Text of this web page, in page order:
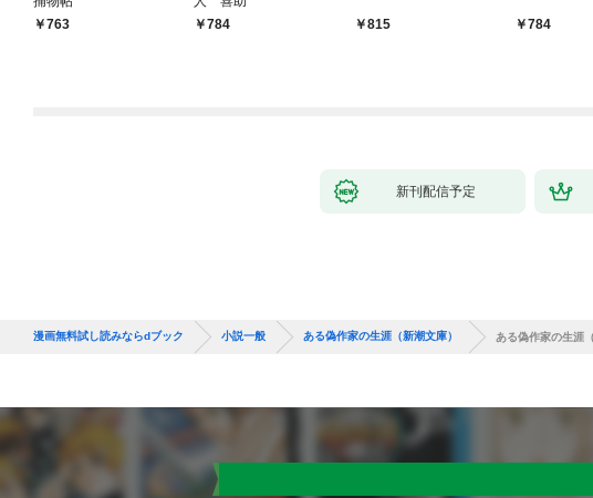
763
784
815 784
新刊配信予定
漫画無料試し読みならdブック 小説一般 ある偽作家の生涯（新潮文庫） ある偽作家の生涯